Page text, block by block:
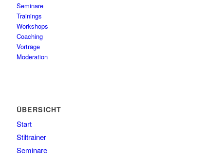
Seminare
Trainings
Workshops
Coaching
Vorträge
Moderation
ÜBERSICHT
Start
Stiltrainer
Seminare